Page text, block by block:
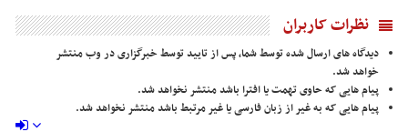
نظرات کاربران
دیدگاه های ارسال شده توسط شما، پس از تایید توسط خبرگزاری در وب منتشر
خواهد شد.
پیام هایی که حاوی تهمت یا افترا باشد منتشر نخواهد شد.
پیام هایی که به غیر از زبان فارسی یا غیر مرتبط باشد منتشر نخواهد شد.